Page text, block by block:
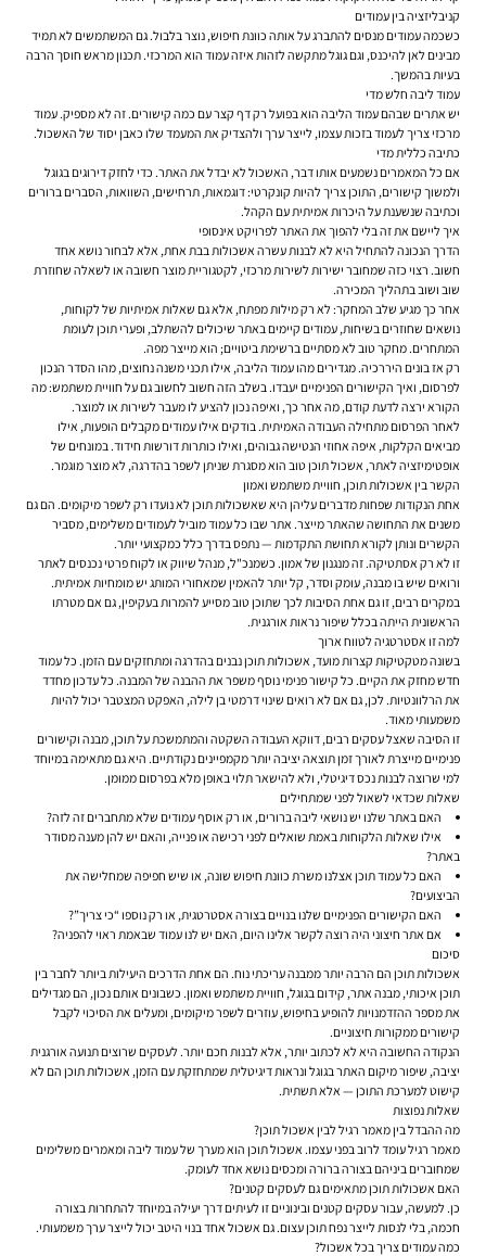
קניבליזציה בין עמודים
כשכמה עמודים מנסים להתברג על אותה כוונת חיפוש, נוצר בלבול. גם המשתמשים לא תמיד
מבינים לאן להיכנס, וגם גוגל מתקשה לזהות איזה עמוד הוא המרכזי. תכנון מראש חוסך הרבה
בעיות בהמשך.
עמוד ליבה חלש מדי
יש אתרים שבהם עמוד הליבה הוא בפועל רק דף קצר עם כמה קישורים. זה לא מספיק. עמוד
מרכזי צריך לעמוד בזכות עצמו, לייצר ערך ולהצדיק את המעמד שלו כאבן יסוד של האשכול.
כתיבה כללית מדי
אם כל המאמרים נשמעים אותו דבר, האשכול לא יבדל את האתר. כדי לחזק דירוגים בגוגל
ולמשוך קישורים, התוכן צריך להיות קונקרטי: דוגמאות, תרחישים, השוואות, הסברים ברורים
וכתיבה שנשענת על היכרות אמיתית עם הקהל.
איך ליישם את זה בלי להפוך את האתר לפרויקט אינסופי
הדרך הנכונה להתחיל היא לא לבנות עשרה אשכולות בבת אחת, אלא לבחור נושא אחד
חשוב. רצוי כזה שמחובר ישירות לשירות מרכזי, לקטגוריית מוצר חשובה או לשאלה שחוזרת
שוב ושוב בתהליך המכירה.
אחר כך מגיע שלב המחקר: לא רק מילות מפתח, אלא גם שאלות אמיתיות של לקוחות,
נושאים שחוזרים בשיחות, עמודים קיימים באתר שיכולים להשתלב, ופערי תוכן לעומת
המתחרים. מחקר טוב לא מסתיים ברשימת ביטויים; הוא מייצר מפה.
רק אז בונים היררכיה. מגדירים מהו עמוד הליבה, אילו תכני משנה נחוצים, מהו הסדר הנכון
לפרסום, ואיך הקישורים הפנימיים יעבדו. בשלב הזה חשוב לחשוב גם על חוויית משתמש: מה
הקורא ירצה לדעת קודם, מה אחר כך, ואיפה נכון להציע לו מעבר לשירות או למוצר.
לאחר הפרסום מתחילה העבודה האמיתית. בודקים אילו עמודים מקבלים הופעות, אילו
מביאים הקלקות, איפה אחוזי הנטישה גבוהים, ואילו כותרות דורשות חידוד. במונחים של
אופטימיזציה לאתר, אשכול תוכן טוב הוא מסגרת שניתן לשפר בהדרגה, לא מוצר מוגמר.
הקשר בין אשכולות תוכן, חוויית משתמש ואמון
אחת הנקודות שפחות מדברים עליהן היא שאשכולות תוכן לא נועדו רק לשפר מיקומים. הם גם
משנים את התחושה שהאתר מייצר. אתר שבו כל עמוד מוביל לעמודים משלימים, מסביר
הקשרים ונותן לקורא תחושת התקדמות — נתפס בדרך כלל כמקצועי יותר.
זו לא רק אסתטיקה. זה מנגנון של אמון. כשמנכ"ל, מנהל שיווק או לקוח פרטי נכנסים לאתר
ורואים שיש בו מבנה, עומק וסדר, קל יותר להאמין שמאחורי המותג יש מומחיות אמיתית.
במקרים רבים, זו גם אחת הסיבות לכך שתוכן טוב מסייע להמרות בעקיפין, גם אם מטרתו
הראשונית הייתה בכלל שיפור נראות אורגנית.
למה זו אסטרטגיה לטווח ארוך
בשונה מטקטיקות קצרות מועד, אשכולות תוכן נבנים בהדרגה ומתחזקים עם הזמן. כל עמוד
חדש מחזק את הקיים. כל קישור פנימי נוסף משפר את ההבנה של המבנה. כל עדכון מחדד
את הרלוונטיות. לכן, גם אם לא רואים שינוי דרמטי בן לילה, האפקט המצטבר יכול להיות
משמעותי מאוד.
זו הסיבה שאצל עסקים רבים, דווקא העבודה השקטה והמתמשכת על תוכן, מבנה וקישורים
פנימיים מייצרת לאורך זמן תוצאה יציבה יותר מקמפיינים נקודתיים. היא גם מתאימה במיוחד
למי שרוצה לבנות נכס דיגיטלי, ולא להישאר תלוי באופן מלא בפרסום ממומן.
שאלות שכדאי לשאול לפני שמתחילים
האם באתר שלנו יש נושאי ליבה ברורים, או רק אוסף עמודים שלא מתחברים זה לזה?
אילו שאלות הלקוחות באמת שואלים לפני רכישה או פנייה, והאם יש להן מענה מסודר
באתר?
האם כל עמוד תוכן אצלנו משרת כוונת חיפוש שונה, או שיש חפיפה שמחלישה את
הביצועים?
האם הקישורים הפנימיים שלנו בנויים בצורה אסטרטגית, או רק נוספו “כי צריך”?
אם אתר חיצוני היה רוצה לקשר אלינו היום, האם יש לנו עמוד שבאמת ראוי להפניה?
סיכום
אשכולות תוכן הם הרבה יותר ממבנה עריכתי נוח. הם אחת הדרכים היעילות ביותר לחבר בין
תוכן איכותי, מבנה אתר, קידום בגוגל, חוויית משתמש ואמון. כשבונים אותם נכון, הם מגדילים
את מספר ההזדמנויות להופיע בחיפוש, עוזרים לשפר מיקומים, ומעלים את הסיכוי לקבל
קישורים ממקורות חיצוניים.
הנקודה החשובה היא לא לכתוב יותר, אלא לבנות חכם יותר. לעסקים שרוצים תנועה אורגנית
יציבה, שיפור מיקום האתר בגוגל ונראות דיגיטלית שמתחזקת עם הזמן, אשכולות תוכן הם לא
קישוט למערכת התוכן — אלא תשתית.
שאלות נפוצות
מה ההבדל בין מאמר רגיל לבין אשכול תוכן?
מאמר רגיל עומד לרוב בפני עצמו. אשכול תוכן הוא מערך של עמוד ליבה ומאמרים משלימים
שמחוברים ביניהם בצורה ברורה ומכסים נושא אחד לעומק.
האם אשכולות תוכן מתאימים גם לעסקים קטנים?
כן. למעשה, עבור עסקים קטנים ובינוניים זו לעיתים דרך יעילה במיוחד להתחרות בצורה
חכמה, בלי לנסות לייצר נפח תוכן עצום. גם אשכול אחד בנוי היטב יכול לייצר ערך משמעותי.
כמה עמודים צריך בכל אשכול?